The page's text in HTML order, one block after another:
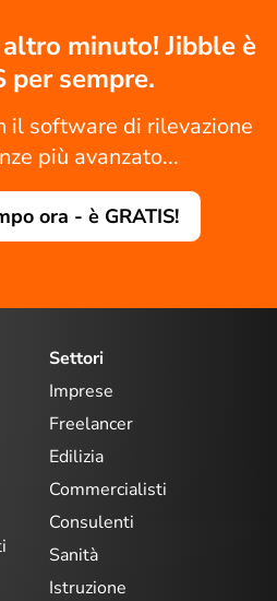
minuto! Jibble è
per sempre.
il software di rilevazione
più avanzato...
ora - è GRATIS!
Settori
Imprese
Freelancer
Edilizia
Commercialisti
Consulenti
Sanità
Istruzione